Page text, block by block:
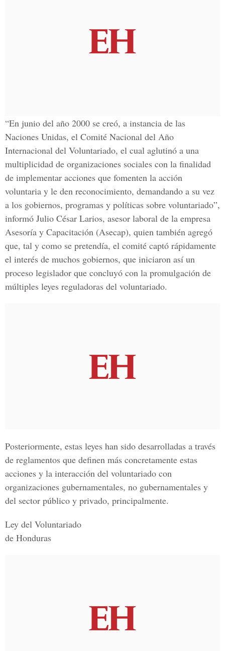
“En junio del año 2000 se creó, a instancia de las
Naciones Unidas, el Comité Nacional del Año
Internacional del Voluntariado, el cual aglutinó a una
multiplicidad de organizaciones sociales con la finalidad
de implementar acciones que fomenten la acción
voluntaria y le den reconocimiento, demandando a su vez
a los gobiernos, programas y políticas sobre voluntariado”,
informó Julio César Larios, asesor laboral de la empresa
Asesoría y Capacitación (Asecap), quien también agregó
que, tal y como se pretendía, el comité captó rápidamente
el interés de muchos gobiernos, que iniciaron así un
proceso legislador que concluyó con la promulgación de
múltiples leyes reguladoras del voluntariado.
Posteriormente, estas leyes han sido desarrolladas a través
de reglamentos que definen más concretamente estas
acciones y la interacción del voluntariado con
organizaciones gubernamentales, no gubernamentales y
del sector público y privado, principalmente.
Ley del Voluntariado
de Honduras